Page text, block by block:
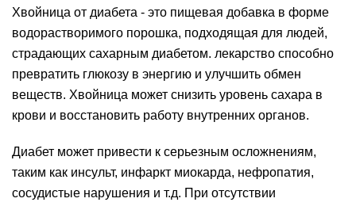
Хвойница от диабета - это пищевая добавка в форме
водорастворимого порошка, подходящая для людей,
страдающих сахарным диабетом. лекарство способно
превратить глюкозу в энергию и улучшить обмен
веществ. Хвойница может снизить уровень сахара в
крови и восстановить работу внутренних органов.
Диабет может привести к серьезным осложнениям,
таким как инсульт, инфаркт миокарда, нефропатия,
сосудистые нарушения и т.д. При отсутствии